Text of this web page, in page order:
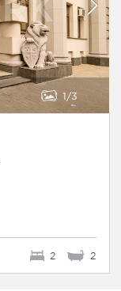
1 3
2 2